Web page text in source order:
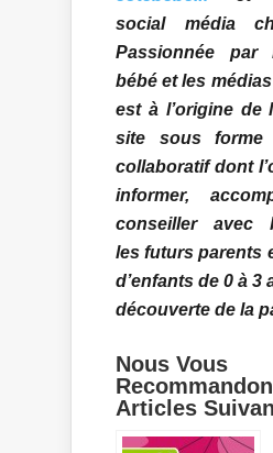
social média
Passionnée par
bébé et les
est à l’origine de
site sous forme
collaboratif dont
informer,
conseiller avec
les futurs parents
d’enfants de 0 à 3
découverte de la
Nous Vous
Articles